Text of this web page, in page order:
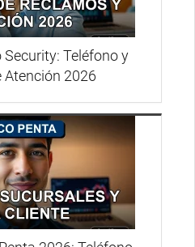
Teléfono y
Atención 2026